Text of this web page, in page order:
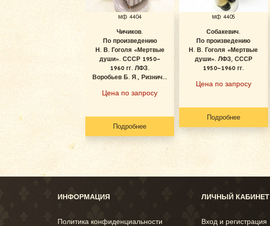
мф 4404
Чичиков.
По произведению
Н. В. Гоголя «Мертвые
души». СССР 1950–
1960 гг. ЛФЗ.
Воробьев Б. Я., Ризнич...
Цена по запросу
Подробнее
мф 4405
Собакевич.
По произведению
Н. В. Гоголя «Мертвые
души». ЛФЗ, СССР
1950–1960 гг.
Цена по запросу
Подробнее
ИНФОРМАЦИЯ
Политика конфиденциальности
ЛИЧНЫЙ КАБИНЕТ
Вход и регистрация